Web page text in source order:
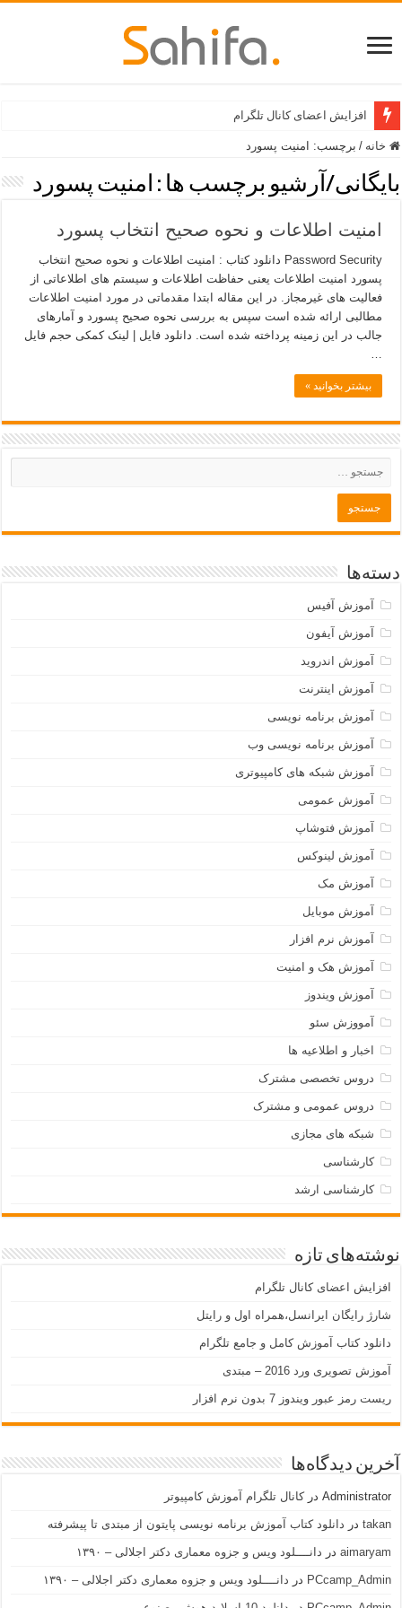
افزایش اعضای کانال تلگرام
خانه / برچسب: امنیت پسورد
بایگانی/آرشیو برچسب ها : امنیت پسورد
امنیت اطلاعات و نحوه صحیح انتخاب پسورد
Password Security دانلود کتاب : امنیت اطلاعات و نحوه صحیح انتخاب
پسورد امنیت اطلاعات یعنی حفاظت اطلاعات و سیستم های اطلاعاتی از
فعالیت های غیرمجاز. در این مقاله ابتدا مقدماتی در مورد امنیت اطلاعات
مطالبی ارائه شده است سپس به بررسی نحوه صحیح پسورد و آمارهای
جالب در این زمینه پرداخته شده است. دانلود فایل | لینک کمکی حجم فایل
بیشتر بخوانید »
دسته‌ها
آموزش آفیس
آموزش آیفون
آموزش اندروید
آموزش اینترنت
آموزش برنامه نویسی
آموزش برنامه نویسی وب
آموزش شبکه های کامپیوتری
آموزش عمومی
آموزش فتوشاپ
آموزش لینوکس
آموزش مک
آموزش موبایل
آموزش نرم افزار
آموزش هک و امنیت
آموزش ویندوز
آمووزش سئو
اخبار و اطلاعیه ها
دروس تخصصی مشترک
دروس عمومی و مشترک
شبکه های مجازی
کارشناسی
کارشناسی ارشد
نوشته‌های تازه
افزایش اعضای کانال تلگرام
شارژ رایگان ایرانسل،همراه اول و رایتل
دانلود کتاب آموزش کامل و جامع تلگرام
آموزش تصویری ورد 2016 – مبتدی
ریست رمز عبور ویندوز 7 بدون نرم افزار
آخرین دیدگاه‌ها
Administrator درکانال تلگرام آموزش کامپیوتر
takan در دانلود کتاب آموزش برنامه نویسی پایتون از مبتدی تا پیشرفته
aimaryam در دانــــلود ویس و جزوه معماری دکتر اجلالی – ۱۳۹۰
PCcamp_Admin در دانــــلود ویس و جزوه معماری دکتر اجلالی – ۱۳۹۰